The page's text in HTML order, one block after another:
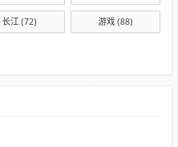
长江(72) 游戏(88)